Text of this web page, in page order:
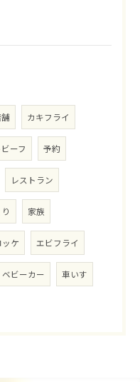
カキフライ
ーフ 予約
レストラン
家族
ッケ エビフライ
ベビーカー 車いす